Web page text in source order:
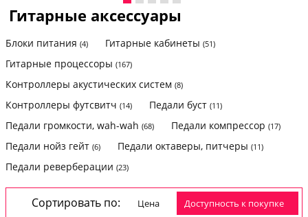
Гитарные аксессуары
Блоки питания (4) Гитарные кабинеты (51)
Гитарные процессоры (167)
Контроллеры акустических систем (8)
Контроллеры футсвитч (14) Педали буст (11)
Педали громкости, wah-wah (68) Педали компрессор (17)
Педали нойз гейт (6) Педали октаверы, питчеры (11)
Педали реверберации (23)
Сортировать по: Цена доступность к покупке